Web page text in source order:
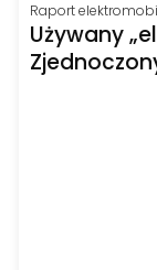
Raport
Używany